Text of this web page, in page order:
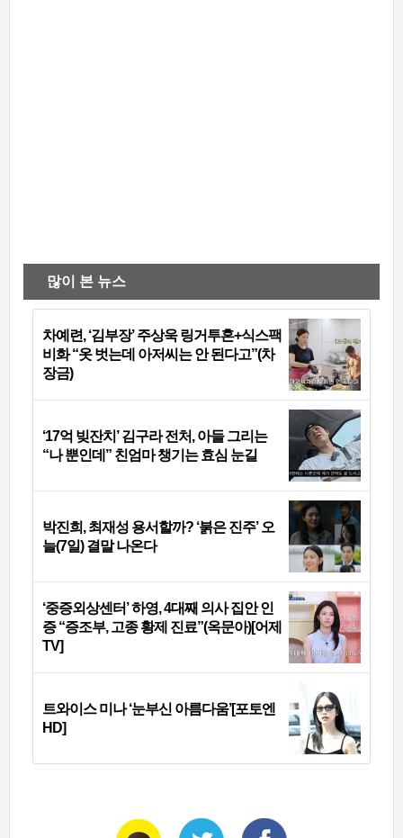
많이 본 뉴스
차예련, ‘김부장’ 주상욱 링거투혼+식스팩
비화 “옷 벗는데 아저씨는 안 된다고”(차
장금)
‘17억 빚잔치’ 김구라 전처, 아들 그리는
“나 뿐인데” 친엄마 챙기는 효심 눈길
박진희, 최재성 용서할까? ‘붉은 진주’ 오
늘(7일) 결말 나온다
‘중증외상센터’ 하영, 4대째 의사 집안 인
증 “증조부, 고종 황제 진료”(옥문아)[어제
TV]
트와이스 미나 ‘눈부신 아름다움’[포토엔
HD]